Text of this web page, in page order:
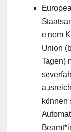
einem
Union
Tagen)
kön­nen